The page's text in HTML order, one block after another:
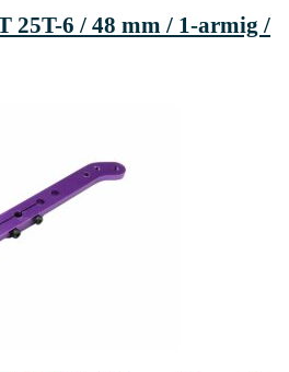
25T-6 / 48 mm / 1-armig /